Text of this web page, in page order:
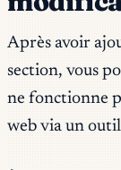
Après avoir
section, vous
ne fonctionne
web via un